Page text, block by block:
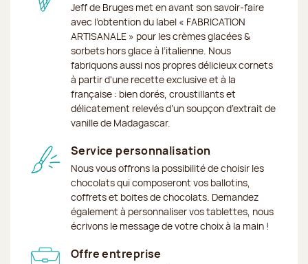
Jeff de Bruges met en avant son savoir-faire
avec l’obtention du label « FABRICATION
ARTISANALE » pour les crèmes glacées &
sorbets hors glace à l’italienne. Nous
fabriquons aussi nos propres délicieux cornets
à partir d'une recette exclusive et à la
française : bien dorés, croustillants et
délicatement relevés d’un soupçon d’extrait de
vanille de Madagascar.
Service personnalisation
Nous vous offrons la possibilité de choisir les
chocolats qui composeront vos ballotins,
coffrets et boites de chocolats. Demandez
également à personnaliser vos tablettes, nous
écrivons le message de votre choix à la main !
Offre entreprise